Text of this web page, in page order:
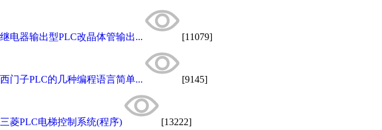
继电器输出型PLC改晶体管输出... [11079]
西门子PLC的几种编程语言简单... [9145]
三菱PLC电梯控制系统(程序) [13222]